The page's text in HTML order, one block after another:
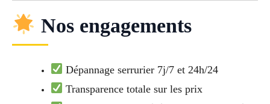
Nos engagements
Dépannage serrurier 7j/7 et 24h/24
Transparence totale sur les prix